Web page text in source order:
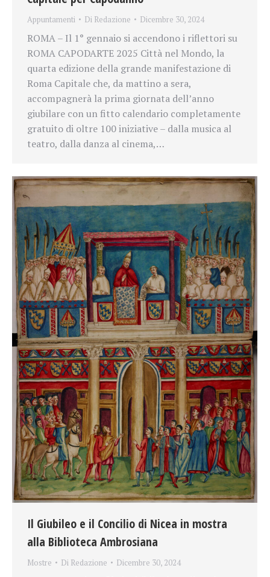
Appuntamenti Di Redazione Dicembre 30, 2024
ROMA – Il 1° gennaio si accendono i riflettori su
ROMA CAPODARTE 2025 Città nel Mondo, la
quarta edizione della grande manifestazione di
Roma Capitale che, da mattino a sera,
accompagnerà la prima giornata dell’anno
giubilare con un fitto calendario completamente
gratuito di oltre 100 iniziative – dalla musica al
teatro, dalla danza al cinema,…
Il Giubileo e il Concilio di Nicea in mostra
alla Biblioteca Ambrosiana
Mostre Di Redazione Dicembre 30, 2024